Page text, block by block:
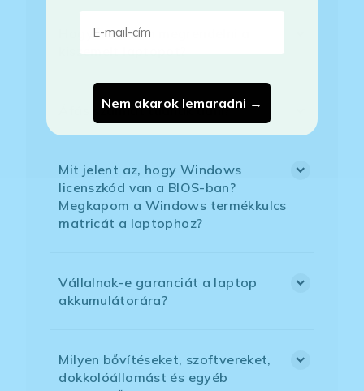
Hogyan tudom megrendelni a
kiszemelt laptopot?
Áfás számlát tudnak adni?
Mit jelent az, hogy Windows
licenszkód van a BIOS-ban?
Megkapom a Windows termékkulcs
matricát a laptophoz?
Vállalnak-e garanciát a laptop
akkumulátorára?
Milyen bővítéseket, szoftvereket,
dokkolóállomást és egyéb
Nem akarok lemaradni →